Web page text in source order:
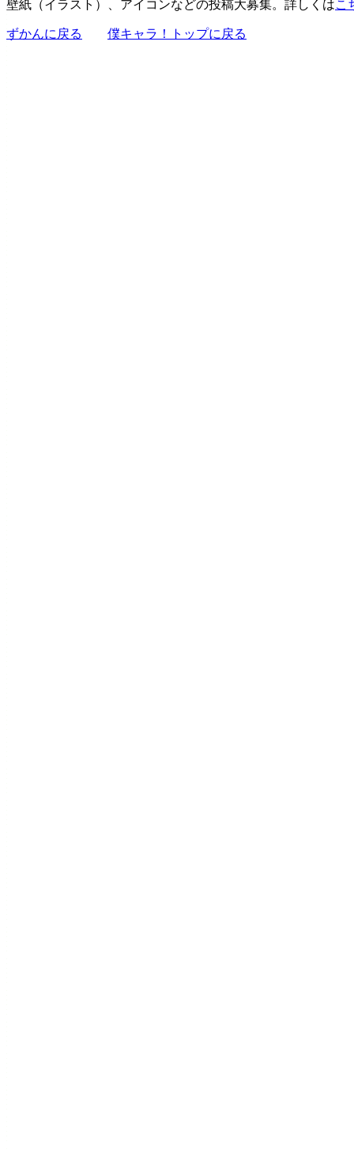
壁紙（イラスト）、アイコンなどの投稿大募集。詳しくはこ
ずかんに戻る 僕キャラ！トップに戻る